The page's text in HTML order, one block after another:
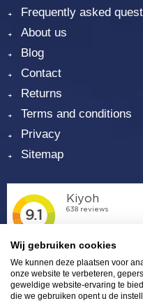
Frequently asked
About us
Blog
Contact
Returns
Terms and conditions
Privacy
Sitemap
Wij gebruiken cookies
We kunnen deze plaatsen voor
onze website te verbeteren,
geweldige website-ervaring te
die we gebruiken opent u de